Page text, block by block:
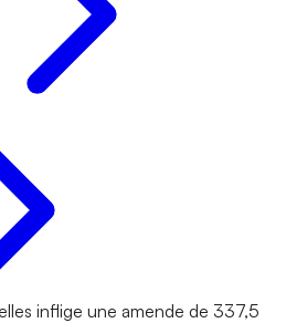
inflige une amende de 337,5